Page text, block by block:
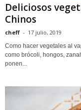
Deliciosos
Chinos
cheff - 17 julio, 2019
Como hacer vegetales al
como brócoli, hongos,
ponen...